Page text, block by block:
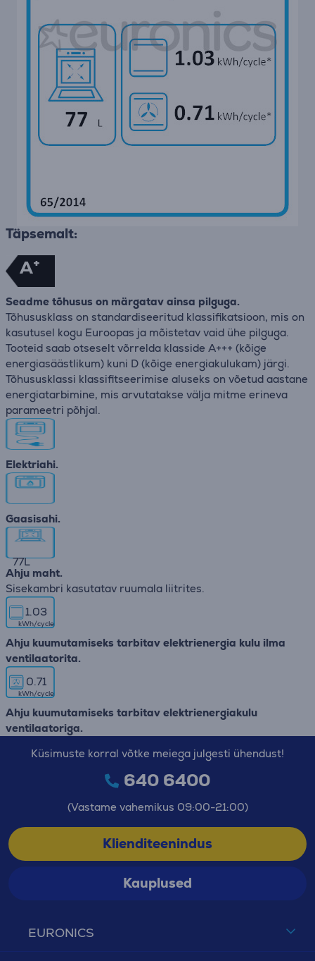
Täpsemalt:
A+
Seadme tõhusus on märgatav ainsa pilguga.
Tõhususklass on standardiseeritud klassifikatsioon, mis on
kasutusel kogu Euroopas ja mõistetav vaid ühe pilguga.
Tooteid saab otseselt võrrelda klasside A+++ (kõige
energiasäästlikum) kuni D (kõige energiakulukam) järgi.
Tõhususklassi klassifitseerimise aluseks on võetud aastane
energiatarbimine, mis arvutatakse välja mitme erineva
parameetri põhjal.
Elektriahi.
Gaasisahi.
77L
Ahju maht.
Sisekambri kasutatav ruumala liitrites.
1.03
kWh/cycle
Ahju kuumutamiseks tarbitav elektrienergia kulu ilma
ventilaatorita.
0.71
kWh/cycle
Ahju kuumutamiseks tarbitav elektrienergiakulu
ventilaatoriga.
EURONICS
Küsimuste korral võtke meiega julgesti ühendust!
640 6400
(Vastame vahemikus 09:00-21:00)
Klienditeenindus
Kauplused